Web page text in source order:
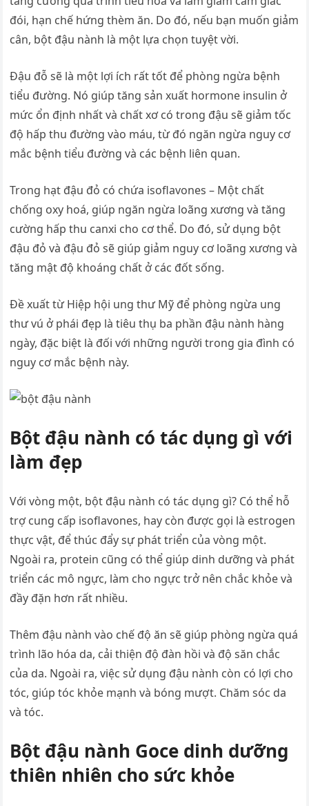
đói, hạn chế hứng thèm ăn. Do đó, nếu bạn muốn giảm
cân, bột đậu nành là một lựa chọn tuyệt vời.
Đậu đỗ sẽ là một lợi ích rất tốt để phòng ngừa bệnh
tiểu đường. Nó giúp tăng sản xuất hormone insulin ở
mức ổn định nhất và chất xơ có trong đậu sẽ giảm tốc
độ hấp thu đường vào máu, từ đó ngăn ngừa nguy cơ
mắc bệnh tiểu đường và các bệnh liên quan.
Trong hạt đậu đỏ có chứa isoflavones – Một chất
chống oxy hoá, giúp ngăn ngừa loãng xương và tăng
cường hấp thu canxi cho cơ thể. Do đó, sử dụng bột
đậu đỏ và đậu đỏ sẽ giúp giảm nguy cơ loãng xương và
tăng mật độ khoáng chất ở các đốt sống.
Đề xuất từ Hiệp hội ung thư Mỹ để phòng ngừa ung
thư vú ở phái đẹp là tiêu thụ ba phần đậu nành hàng
ngày, đặc biệt là đối với những người trong gia đình có
nguy cơ mắc bệnh này.
Bột đậu nành có tác dụng gì với
làm đẹp
Với vòng một, bột đậu nành có tác dụng gì? Có thể hỗ
trợ cung cấp isoflavones, hay còn được gọi là estrogen
thực vật, để thúc đẩy sự phát triển của vòng một.
Ngoài ra, protein cũng có thể giúp dinh dưỡng và phát
triển các mô ngực, làm cho ngực trở nên chắc khỏe và
đầy đặn hơn rất nhiều.
Thêm đậu nành vào chế độ ăn sẽ giúp phòng ngừa quá
trình lão hóa da, cải thiện độ đàn hồi và độ săn chắc
của da. Ngoài ra, việc sử dụng đậu nành còn có lợi cho
tóc, giúp tóc khỏe mạnh và bóng mượt. Chăm sóc da
và tóc.
Bột đậu nành Goce dinh dưỡng
thiên nhiên cho sức khỏe